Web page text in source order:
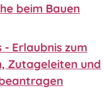
beim Bauen
- Erlaubnis zum
Zutageleiten und